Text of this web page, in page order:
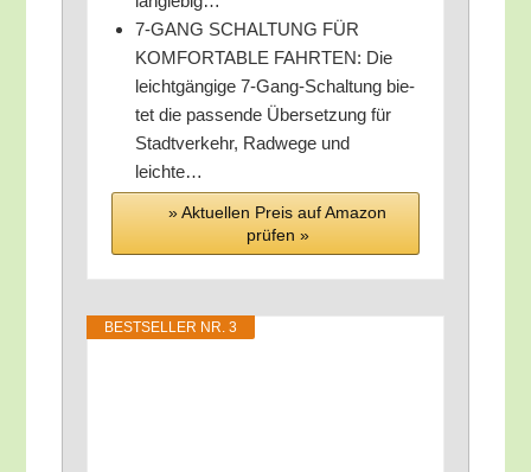
7‑GANG SCHALTUNG FÜR
KOMFORTABLE FAHRTEN: Die
leicht­gän­gi­ge 7‑Gang-Schal­tung bie­
tet die pas­sen­de Über­set­zung für
Stadt­ver­kehr, Rad­we­ge und
leichte…
» Aktu­el­len Preis auf Ama­zon
prü­fen »
BEST­SEL­LER NR. 3